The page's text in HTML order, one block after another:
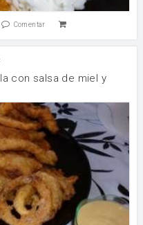
Comentar
con salsa de miel y